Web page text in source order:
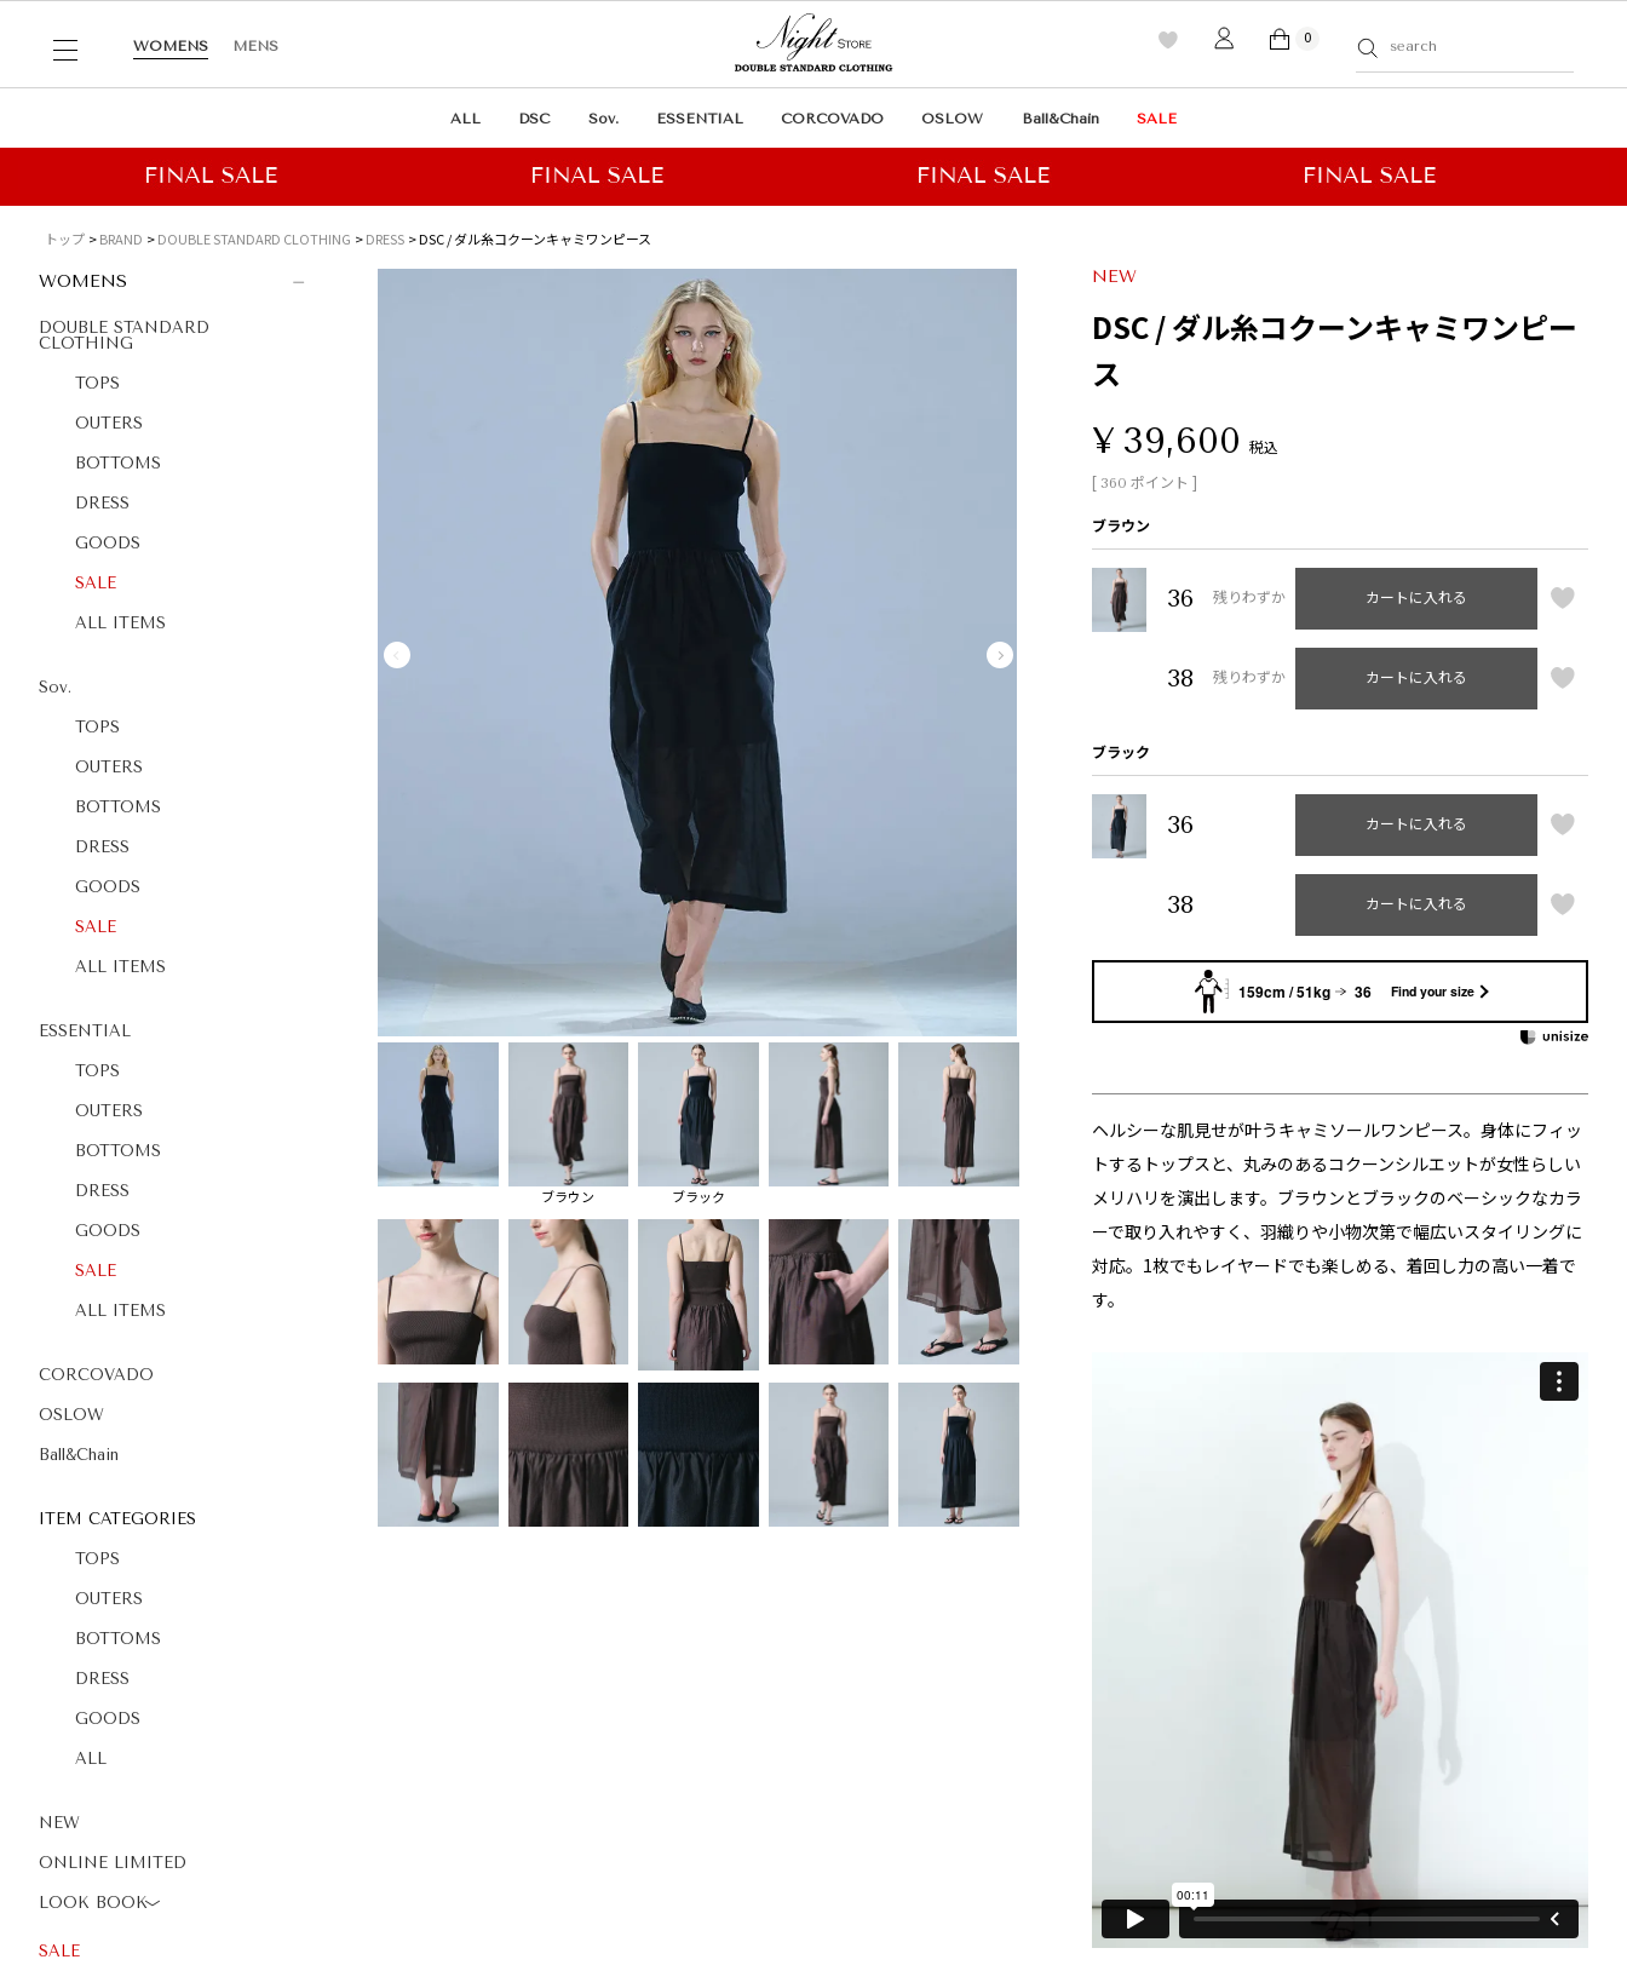
WOMENS MENS
0
ALL DSC Sov. ESSENTIAL CORCOVADO OSLOW Ball&Chain SALE
トップ BRAND DOUBLE STANDARD CLOTHING DRESS DSC / ダル糸コクーンキャミワンピース
WOMENS
DOUBLE STANDARD
CLOTHING
TOPS
OUTERS
BOTTOMS
DRESS
GOODS
SALE
ALL ITEMS
Sov.
TOPS
OUTERS
BOTTOMS
DRESS
GOODS
SALE
ALL ITEMS
ESSENTIAL
TOPS
OUTERS
BOTTOMS
DRESS
GOODS
SALE
ALL ITEMS
CORCOVADO
OSLOW
Ball&Chain
ITEM CATEGORIES
TOPS
OUTERS
BOTTOMS
DRESS
GOODS
ALL
NEW
ONLINE LIMITED
LOOK BOOK〉
SALE
ブラウン ブラック
NEW
DSC / ダル糸コクーンキャミワンピー
ス
¥ 39,600 税込
[ 360 ポイント ]
ブラウン
36 残りわずか カートに入れる
38 残りわずか カートに入れる
ブラック
36 カートに入れる
38 カートに入れる
159cm / 51kg 36 Find your size
ヘルシーな肌見せが叶うキャミソールワンピース。身体にフィッ
トするトップスと、丸みのあるコクーンシルエットが女性らしい
メリハリを演出します。ブラウンとブラックのベーシックなカラ
ーで取り入れやすく、羽織りや小物次第で幅広いスタイリングに
対応。1枚でもレイヤードでも楽しめる、着回し力の高い一着で
す。